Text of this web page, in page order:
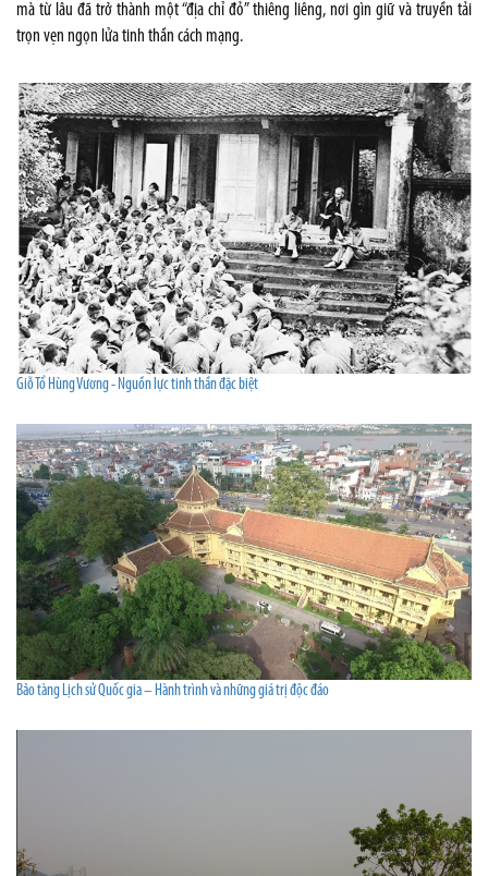
mà từ lâu đã trở thành một “địa chỉ đỏ” thiêng liêng, nơi gìn giữ và truyền tải
trọn vẹn ngọn lửa tinh thần cách mạng.
Giỗ Tổ Hùng Vương - Nguồn lực tinh thần đặc biệt
Bảo tàng Lịch sử Quốc gia – Hành trình và những giá trị độc đáo